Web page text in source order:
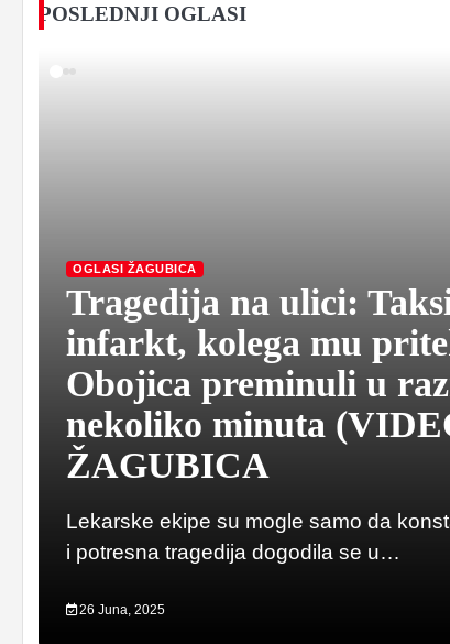
POSLEDNJI OGLASI
OGLASI ŽAGUBICA
Tragedija na ulici:
infarkt, kolega mu
Obojica preminuli u
nekoliko minuta
ŽAGUBICA
Lekarske ekipe su mogle samo da
i potresna tragedija dogodila se u…
26 Juna, 2025